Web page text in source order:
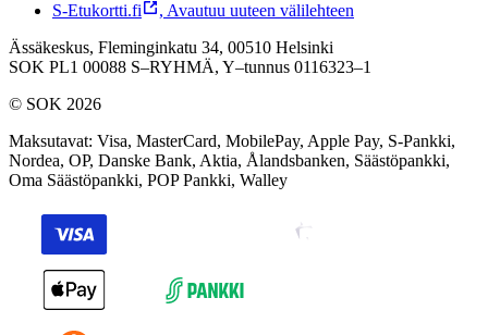
S-Etukortti.fi
, Avautuu uuteen välilehteen
Ässäkeskus, Fleminginkatu 34, 00510 Helsinki
SOK PL1 00088 S–RYHMÄ, Y–tunnus 0116323–1
© SOK 2026
Maksutavat: Visa, MasterCard, MobilePay, Apple Pay, S-Pankki,
Nordea, OP, Danske Bank, Aktia, Ålandsbanken, Säästöpankki,
Oma Säästöpankki, POP Pankki, Walley